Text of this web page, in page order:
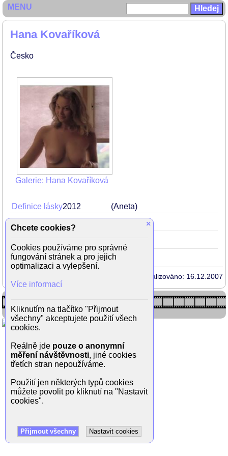
Hana Kovaříková
Česko
Galerie: Hana Kovaříková
Definice lásky2012 (Aneta)
Roming 2007 Lots
Aktualizováno: 16.12.2007
MENU
×
Chcete cookies?
Cookies používáme pro správné
fungování stránek a pro jejich
optimalizaci a vylepšení.
Více informací
Kliknutím na tlačítko "Přijmout
všechny" akceptujete použití všech
cookies.
Reálně jde pouze o anonymní
měření návštěvnosti, jiné cookies
třetích stran nepoužíváme.
Použití jen některých typů cookies
můžete povolit po kliknutí na "Nastavit
cookies".
Přijmout všechny Nastavit cookies